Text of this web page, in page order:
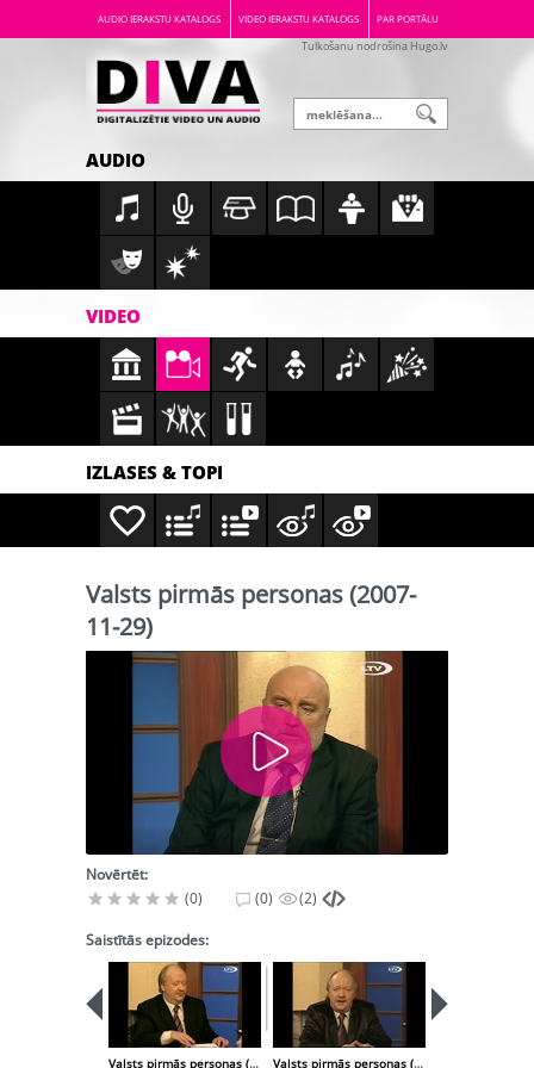
AUDIO IERAKSTU KATALOGS VIDEO IERAKSTU KATALOGS PAR PORTĀLU
Tulkošanu nodrošina Hugo.lv
AUDIO
VIDEO
IZLASES & TOPI
Valsts pirmās personas (2007-
11-29)
Novērtēt:
(0)
(0) (2)
Saistītās epizodes:
Valsts pirmās personas (2007-11-22) Valsts pirmās personas (2007-12-06)